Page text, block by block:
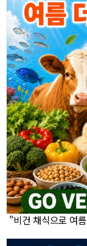
"비건 채식으로 여